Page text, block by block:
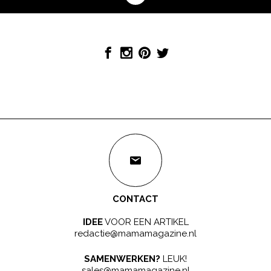
CONTACT
IDEEVOOR EEN ARTIKEL
redactie@mamamagazine.nl
SAMENWERKEN? LEUK!